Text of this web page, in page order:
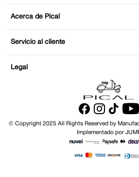
Acerca de Pical
Servicio al cliente
Legal
© Copyright 2025 All Rights Reserved by
Implementado por